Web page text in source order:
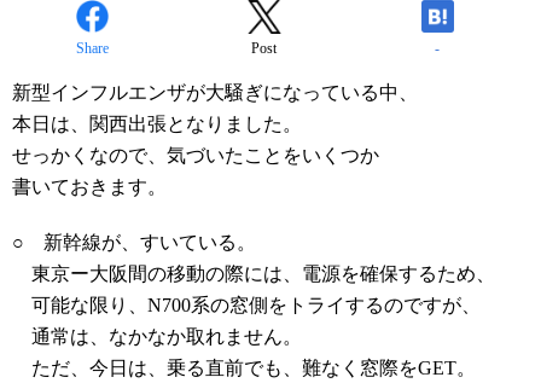
Share Post -
新型インフルエンザが大騒ぎになっている中、
本日は、関西出張となりました。
せっかくなので、気づいたことをいくつか
書いておきます。
○ 新幹線が、すいている。
東京ー大阪間の移動の際には、電源を確保するため、
可能な限り、N700系の窓側をトライするのですが、
通常は、なかなか取れません。
ただ、今日は、乗る直前でも、難なく窓際をGET。